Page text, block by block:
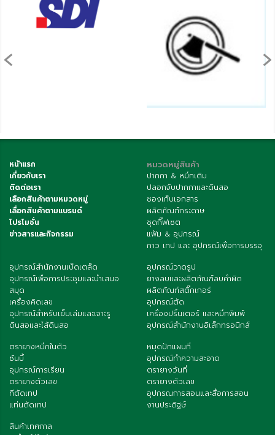
‹ ›
หน้าแรก
เกี่ยวกับเรา
ติดต่อเรา
เลือกสินค้าตามหมวดหมู่
เลื่อกสินค้าตามแบรนด์
โปรโมชั่น
ข่าวสารและกิจกรรม
หมวดหมู่สินค้า
ปากกา & หมึกเติม
ปลอกจับปากกาและดินสอ
ซองเก็บเอกสาร
ผลิตภัณฑ์กระดาษ
ชุดกิ๊ฟเซต
แฟ้ม & อุปกรณ์
กาว เทป และ อุปกรณ์เพื่อการบรรจุ
อุปกรณ์สำนักงานเบ็ดเตล็ด
อุปกรณ์เพื่อการประชุมและนำเสนอ
สมุด
เครื่องคิดเลข
อุปกรณ์สำหรับเย็บเล่มและเจาะรู
ดินสอและไส้ดินสอ
อุปกรณ์วาดรูป
ยางลบและผลิตภัณฑ์ลบคำผิด
ผลิตภัณฑ์สติ๊กเกอร์
อุปกรณ์ตัด
เครื่องปริ้นเตอร์ และหมึกพิมพ์
อุปกรณ์สำนักงานอิเล็กทรอนิกส์
ตรายางหมึกในตัว
ซันบี้
อุปกรณ์การเรียน
ตรายางตัวเลข
ทีตัดเทป
แท่นตัดเทป
หมุดปักแผนที่
อุปกรณ์ทำความสะอาด
ตรายางวันที่
ตรายางตัวเลข
อุปกรณการสอนและสื่อการสอน
งานประดิฐษ์
สินค้าเทศกาล